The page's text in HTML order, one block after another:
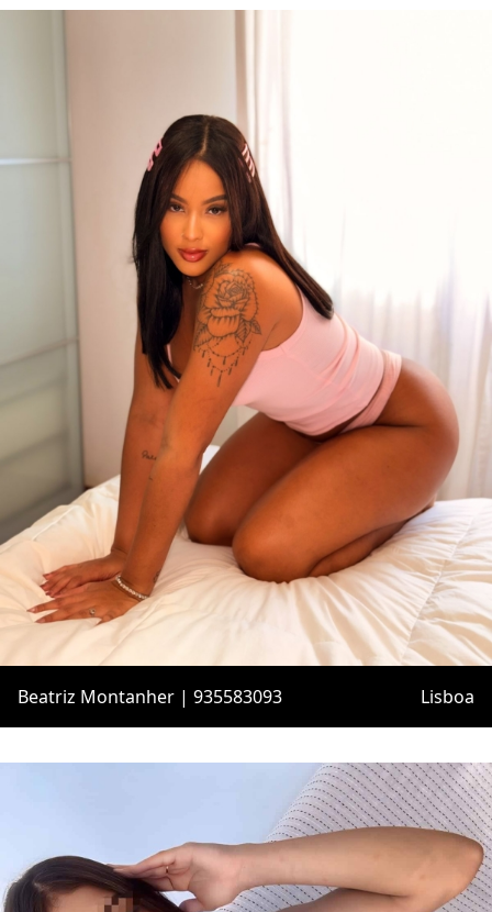
Beatriz Montanher | 935583093 Lisboa